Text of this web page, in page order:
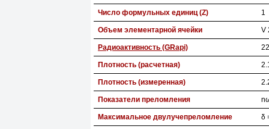
Число формульных единиц (Z) 1
Объем элементарной ячейки V
Радиоактивность (GRapi)
Плотность (расчетная)
Плотность (измеренная)
Показатели преломления
Максимальное двулучепреломление δ